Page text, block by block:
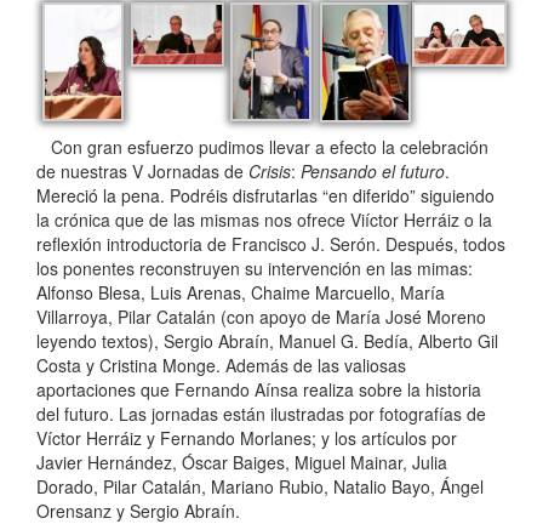
Con gran esfuerzo pudimos llevar a efecto la celebración
de nuestras V Jornadas de Crisis: Pensando el futuro.
Mereció la pena. Podréis disfrutarlas “en diferido” siguiendo
la crónica que de las mismas nos ofrece Viíctor Herráiz o la
reflexión introductoria de Francisco J. Serón. Después, todos
los ponentes reconstruyen su intervención en las mimas:
Alfonso Blesa, Luis Arenas, Chaime Marcuello, María
Villarroya, Pilar Catalán (con apoyo de María José Moreno
leyendo textos), Sergio Abraín, Manuel G. Bedía, Alberto Gil
Costa y Cristina Monge. Además de las valiosas
aportaciones que Fernando Aínsa realiza sobre la historia
del futuro. Las jornadas están ilustradas por fotografías de
Víctor Herráiz y Fernando Morlanes; y los artículos por
Javier Hernández, Óscar Baiges, Miguel Mainar, Julia
Dorado, Pilar Catalán, Mariano Rubio, Natalio Bayo, Ángel
Orensanz y Sergio Abraín.